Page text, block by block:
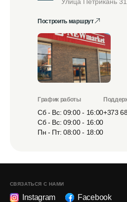
Построить маршрут
График работы
Сб - Вс: 09:00 - 16:00
Сб - Вс: 09:00 - 16:00
Пн - Пт: 08:00 - 18:00
+373
СВЯЗАТЬСЯ С НАМИ
Instagram Facebook